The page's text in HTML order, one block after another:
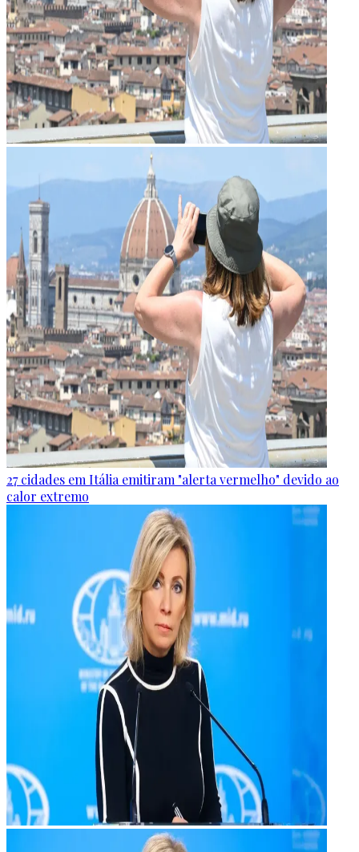
27 cidades em Itália emitiram "alerta vermelho" devido ao
calor extremo